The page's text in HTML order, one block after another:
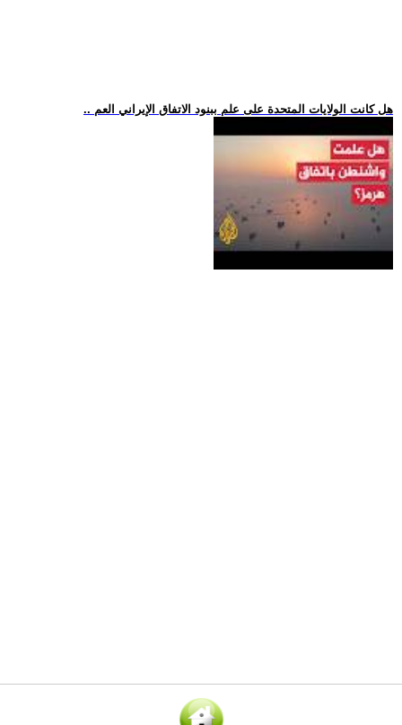
.. هل كانت الولايات المتحدة على علم ببنود الاتفاق الإيراني العم